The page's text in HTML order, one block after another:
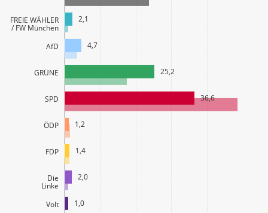
FREIE WÄHLER
/ FW München
AfD
GRÜNE
SPD
ÖDP
FDP
Die
Linke
Volt
2,1
4,7
25,2
36,6
1,2
1,4
2,0
1,0